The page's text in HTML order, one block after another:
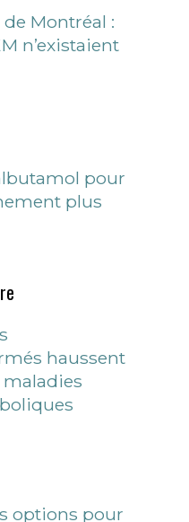
Montréal :
n’existaient
pour
plus
haussent
options pour